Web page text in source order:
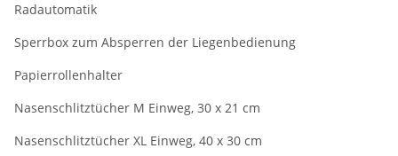
Radautomatik
Sperrbox zum Absperren der Liegenbedienung
Papierrollenhalter
Nasenschlitztücher M Einweg, 30 x 21 cm
Nasenschlitztücher XL Einweg, 40 x 30 cm